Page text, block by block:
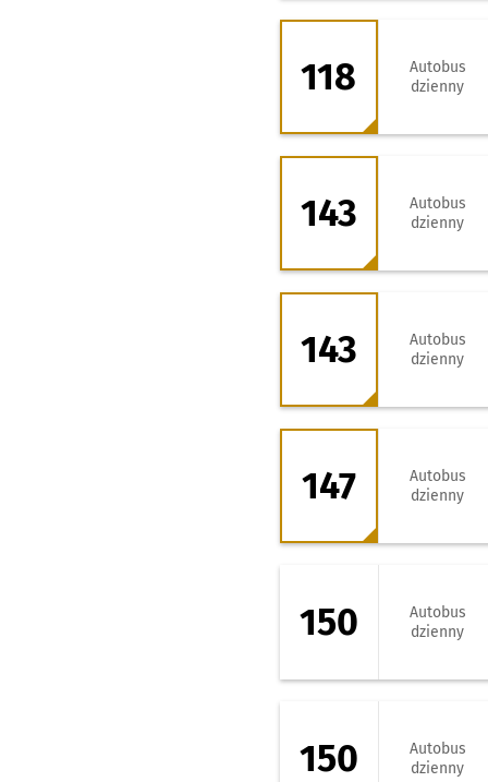
118 - kierunek
118
Autobus
dzienny
143 - kierunek
143
Autobus
dzienny
143 - kierunek
143
Autobus
dzienny
147 - kierunek
147
Autobus
dzienny
150
Autobus
dzienny
150 - kierunek
150
Autobus
dzienny